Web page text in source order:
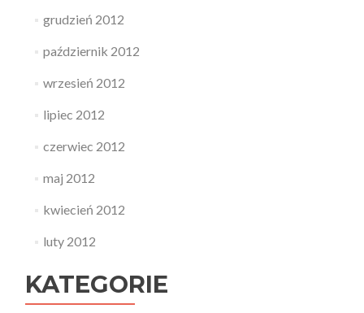
grudzień 2012
październik 2012
wrzesień 2012
lipiec 2012
czerwiec 2012
maj 2012
kwiecień 2012
luty 2012
KATEGORIE